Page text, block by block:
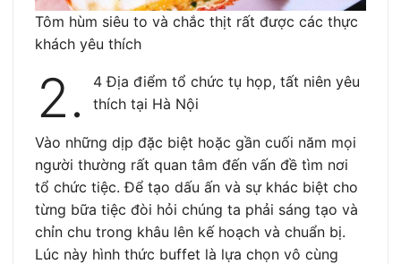
Tôm hùm siêu to và chắc thịt rất được các thực
khách yêu thích
2.
4 Địa điểm tổ chức tụ họp, tất niên yêu
thích tại Hà Nội
Vào những dịp đặc biệt hoặc gần cuối năm mọi
người thường rất quan tâm đến vấn đề tìm nơi
tổ chức tiệc. Để tạo dấu ấn và sự khác biệt cho
từng bữa tiệc đòi hỏi chúng ta phải sáng tạo và
chỉn chu trong khâu lên kế hoạch và chuẩn bị.
Lúc này hình thức buffet là lựa chọn vô cùng